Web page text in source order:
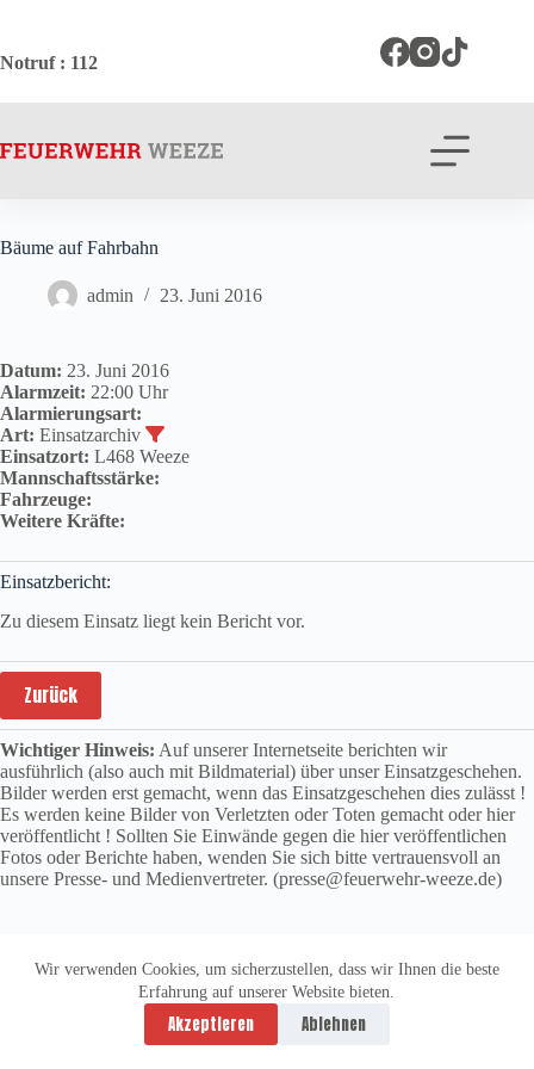
springen
Wir verwenden Cookies, um sicherzustellen, dass wir Ihnen die beste
Erfahrung auf unserer Website bieten.
Akzeptieren Ablehnen
Notruf: 112
Bäume auf Fahrbahn
admin 23. Juni 2016
Datum: 23. Juni 2016
Alarmzeit: 22:00 Uhr
Alarmierungsart:
Art: Einsatzarchiv
Einsatzort: L468 Weeze
Mannschaftsstärke:
Fahrzeuge:
Weitere Kräfte:
Einsatzbericht:
Zu diesem Einsatz liegt kein Bericht vor.
Zurück
Wichtiger Hinweis: Auf unserer Internetseite berichten wir
ausführlich (also auch mit Bildmaterial) über unser Einsatzgeschehen.
Bilder werden erst gemacht, wenn das Einsatzgeschehen dies zulässt !
Es werden keine Bilder von Verletzten oder Toten gemacht oder hier
veröffentlicht ! Sollten Sie Einwände gegen die hier veröffentlichen
Fotos oder Berichte haben, wenden Sie sich bitte vertrauensvoll an
unsere Presse- und Medienvertreter. (presse@feuerwehr-weeze.de)
Datenschutzerklärung
Impressum
Copyright © 2026 -
vitolution